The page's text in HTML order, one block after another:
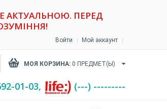
АКТУАЛЬНОЮ. ПЕРЕД
Войти Мой аккаунт
МОЯ КОРЗИНА: 0 ПРЕДМЕТ(Ы)
01-03, (---) ---------